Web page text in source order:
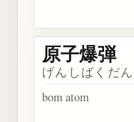
原子爆弾
げんしばくだん
bom atom